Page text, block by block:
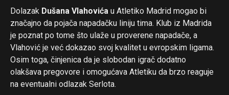
Dolazak Dušana Vlahovića u Atletiko Madrid mogao bi
značajno da pojača napadačku liniju tima. Klub iz Madrida
je poznat po tome što ulaže u proverene napadače, a
Vlahović je već dokazao svoj kvalitet u evropskim ligama.
Osim toga, činjenica da je slobodan igrač dodatno
olakšava pregovore i omogućava Atletiku da brzo reaguje
na eventualni odlazak Serlota.